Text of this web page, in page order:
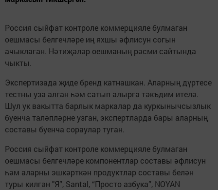
Россия сыйфат контроле коммерцияле булмаган
оешмасы белгечләре иң яхшы әфлисун согын
ачыклаган. Нәтиҗәләр оешманың рәсми сайтында
чыкты.
Экспертизада җиде бренд катнашкан. Аларның дүртесе
тестны уза алган һәм сатып алырга тәкъдим ителә.
Шул ук вакытта барлык маркалар да куркынычсызлык
буенча таләпләрне узган, экспертларда бары аларның
составы буенча сораулар туган.
Россия сыйфат контроле коммерцияле булмаган
оешмасы белгечләре компонентлар составы әфлисун
һәм аларны эшкәрткән продуктлар составы белән
туры килгән "Я”, Santal, “Просто азбука”, NOYAN